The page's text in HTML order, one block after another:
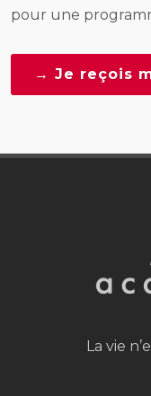
pour une
→ Je reçois
La vie